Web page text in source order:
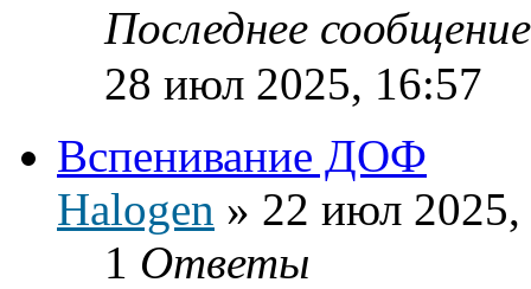
Последнее
28 июл 2025, 16:57
Вспенивание ДОФ
Halogen » 22 июл 2025,
1 Ответы